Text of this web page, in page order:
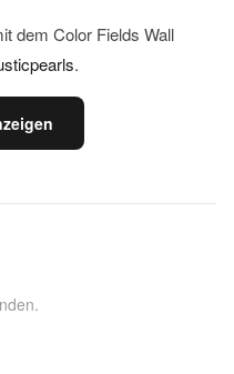
dem Color Fields Wall
.